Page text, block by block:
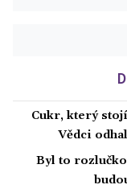
Cukr, který
Vědci
Byl to